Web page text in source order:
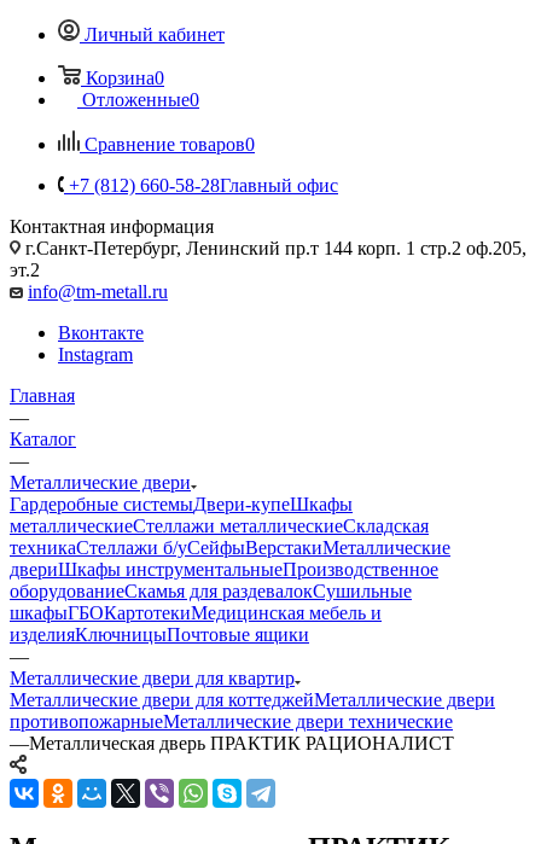
Личный кабинет
Корзина0
Отложенные0
Сравнение товаров0
+7 (812) 660-58-28Главный офис
Контактная информация
г.Санкт-Петербург, Ленинский пр.т 144 корп. 1 стр.2 оф.205,
эт.2
info@tm-metall.ru
Вконтакте
Instagram
Главная
—
Каталог
—
Металлические двери
Гардеробные системыДвери-купеШкафы
металлическиеСтеллажи металлическиеСкладская
техникаСтеллажи б/уСейфыВерстакиМеталлические
двериШкафы инструментальныеПроизводственное
оборудованиеСкамья для раздевалокСушильные
шкафыГБОКартотекиМедицинская мебель и
изделияКлючницыПочтовые ящики
—
Металлические двери для квартир
Металлические двери для коттеджейМеталлические двери
противопожарныеМеталлические двери технические
—Металлическая дверь ПРАКТИК РАЦИОНАЛИСТ